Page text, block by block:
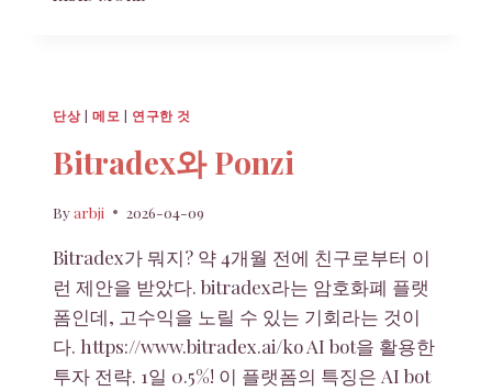
추
라
딩
단상| 메모 | 연구한 것
Bitradex와 Ponzi
Byarbji 2026-04-09
Bitradex가 뭐지? 약 4개월 전에 친구로부터 이
런 제안을 받았다. bitradex라는 암호화폐 플랫
폼인데, 고수익을 노릴 수 있는 기회라는 것이
다. https://www.bitradex.ai/ko AI bot을 활용한
투자 전략. 1일 0.5%! 이 플랫폼의 특징은 AI bot